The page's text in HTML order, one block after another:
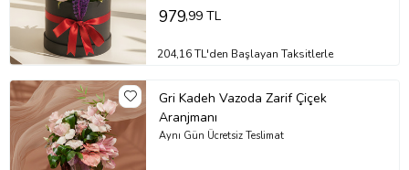
979,99 TL
204,16 TL'den Başlayan Taksitlerle
Gri Kadeh Vazoda Zarif Çiçek
Aranjmanı
Aynı Gün Ücretsiz Teslimat